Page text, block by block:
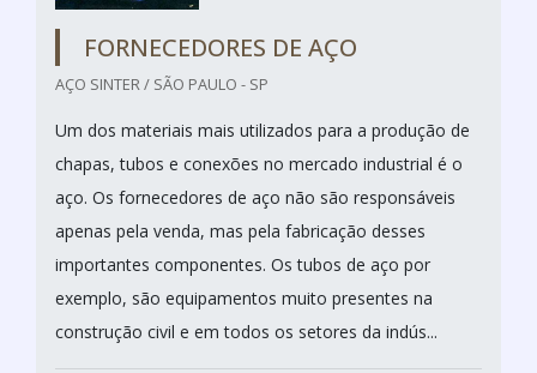
FORNECEDORES DE AÇO
AÇO SINTER / SÃO PAULO - SP
Um dos materiais mais utilizados para a produção de
chapas, tubos e conexões no mercado industrial é o
aço. Os fornecedores de aço não são responsáveis
apenas pela venda, mas pela fabricação desses
importantes componentes. Os tubos de aço por
exemplo, são equipamentos muito presentes na
construção civil e em todos os setores da indús...